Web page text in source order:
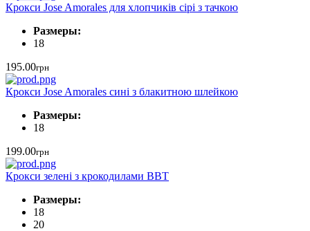
Крокси Jose Amorales для хлопчиків сірі з тачкою
Размеры:
18
195.00грн
Крокси Jose Amorales сині з блакитною шлейкою
Размеры:
18
199.00грн
Крокси зелені з крокодилами ВВТ
Размеры:
18
20